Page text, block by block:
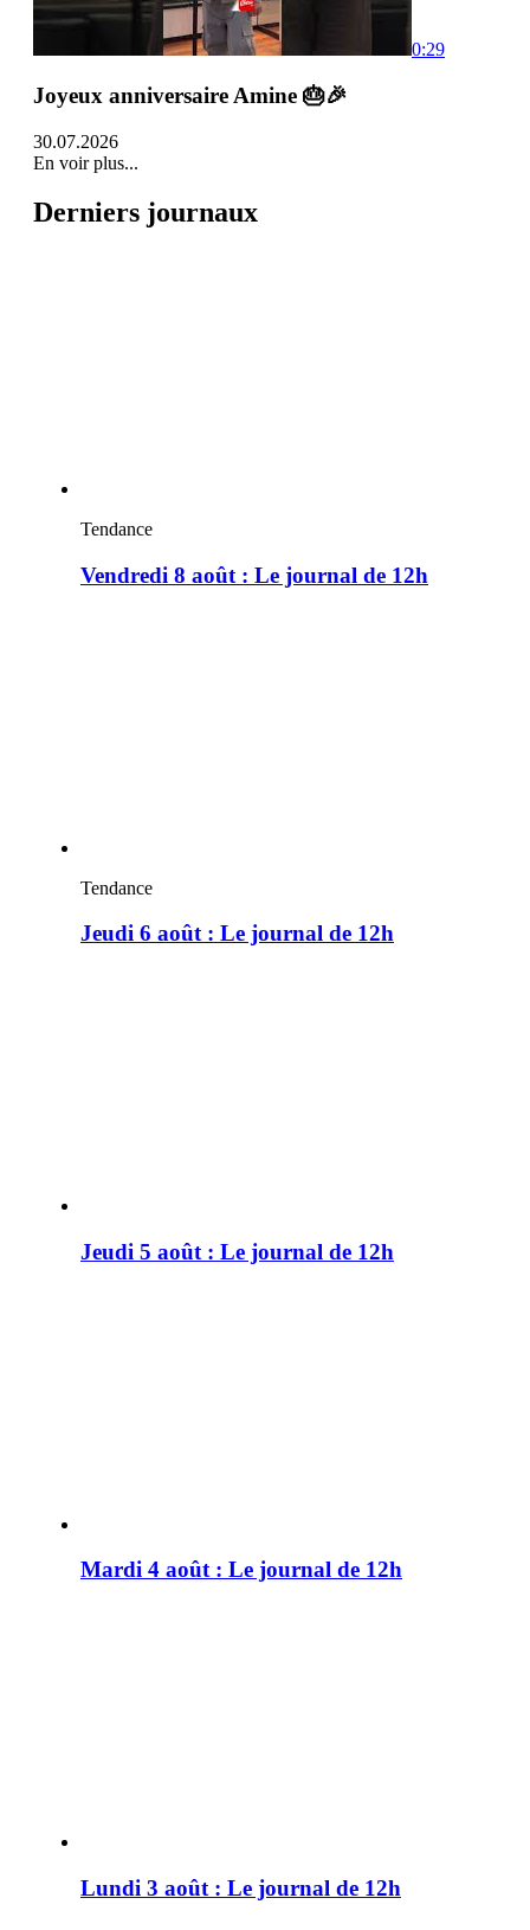
0:29
Joyeux anniversaire Amine 🎂🎉
30.07.2026
En voir plus...
Derniers journaux
Tendance
Vendredi 8 août : Le journal de 12h
Tendance
Jeudi 6 août : Le journal de 12h
Jeudi 5 août : Le journal de 12h
Mardi 4 août : Le journal de 12h
Lundi 3 août : Le journal de 12h